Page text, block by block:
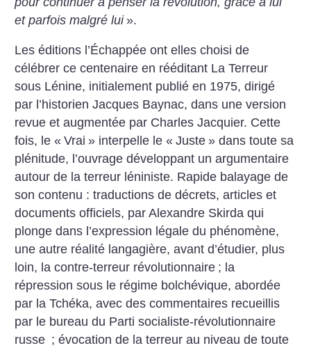
et parfois malgré lui ».
Les éditions l’Échappée ont elles choisi de
célébrer ce centenaire en rééditant La Terreur
sous Lénine, initialement publié en 1975, dirigé
par l’historien Jacques Baynac, dans une version
revue et augmentée par Charles Jacquier. Cette
fois, le « Vrai » interpelle le « Juste » dans toute sa
plénitude, l’ouvrage développant un argumentaire
autour de la terreur léniniste. Rapide balayage de
son contenu : traductions de décrets, ­articles et
documents officiels, par Alexandre Skirda qui
plonge dans l’expression légale du phénomène,
une autre réalité langagière, avant d’étudier, plus
loin, la contre-terreur révolutionnaire ; la
répression sous le régime bolchévique, abordée
par la Tchéka, avec des commentaires recueillis
par le bureau du Parti socialiste-révolutionnaire
russe ; évocation de la terreur au niveau de toute